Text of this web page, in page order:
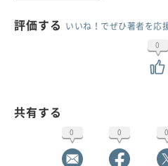
評価する いいね！でぜひ著者を応
0
共有する
0 0 0